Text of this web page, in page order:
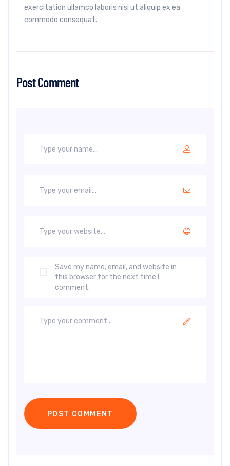
exercitation ullamco laboris nisi ut aliquip ex ea
commodo consequat.
Post Comment
Save my name, email, and website in
this browser for the next time I
comment.